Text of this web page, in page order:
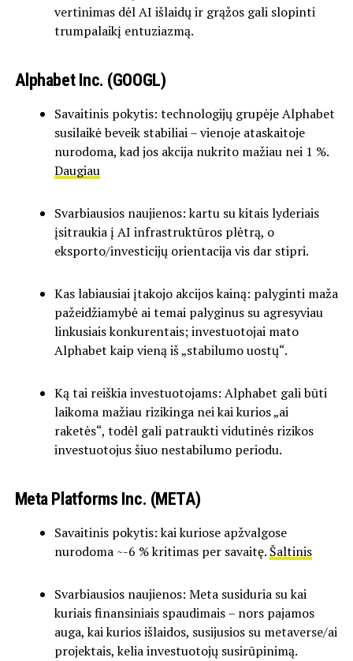
vertinimas dėl AI išlaidų ir grąžos gali slopinti
trumpalaikį entuziazmą.
Alphabet Inc. (GOOGL)
Savaitinis pokytis: technologijų grupėje Alphabet
susilaikė beveik stabiliai – vienoje ataskaitoje
nurodoma, kad jos akcija nukrito mažiau nei 1 %.
Daugiau
Svarbiausios naujienos: kartu su kitais lyderiais
įsitraukia į AI infrastruktūros plėtrą, o
eksporto/investicijų orientacija vis dar stipri.
Kas labiausiai įtakojo akcijos kainą: palyginti maža
pažeidžiamybė ai temai palyginus su agresyviau
linkusiais konkurentais; investuotojai mato
Alphabet kaip vieną iš „stabilumo uostų“.
Ką tai reiškia investuotojams: Alphabet gali būti
laikoma mažiau rizikinga nei kai kurios „ai
raketės“, todėl gali patraukti vidutinės rizikos
investuotojus šiuo nestabilumo periodu.
Meta Platforms Inc. (META)
Savaitinis pokytis: kai kuriose apžvalgose
nurodoma ~-6 % kritimas per savaitę. Šaltinis
Svarbiausios naujienos: Meta susiduria su kai
kuriais finansiniais spaudimais – nors pajamos
auga, kai kurios išlaidos, susijusios su metaverse/ai
projektais, kelia investuotojų susirūpinimą.